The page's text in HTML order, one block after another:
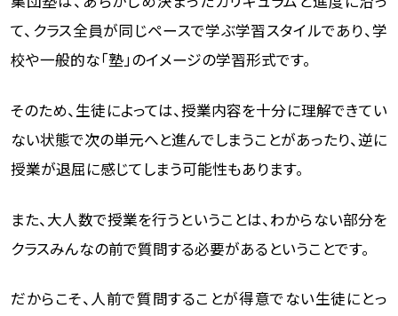
て、クラス全員が同じペースで学ぶ学習スタイルであり、学
校や一般的な「塾」のイメージの学習形式です。
そのため、生徒によっては、授業内容を十分に理解できてい
ない状態で次の単元へと進んでしまうことがあったり、逆に
授業が退屈に感じてしまう可能性もあります。
また、大人数で授業を行うということは、わからない部分を
クラスみんなの前で質問する必要があるということです。
だからこそ、人前で質問することが得意でない生徒にとっ